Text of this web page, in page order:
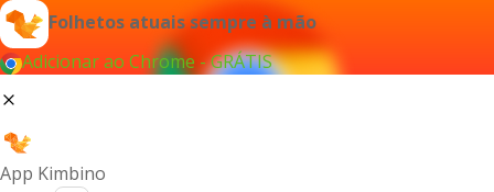
Folhetos atuais sempre à mão
Adicionar ao Chrome - GRÁTIS
App Kimbino